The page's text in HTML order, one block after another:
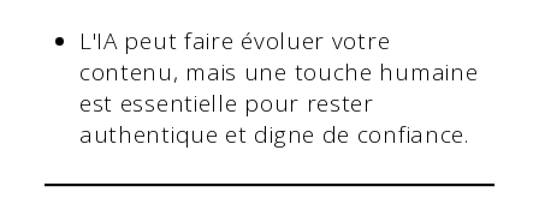
L'IA peut faire évoluer votre
contenu, mais une touche humaine
est essentielle pour rester
authentique et digne de confiance.